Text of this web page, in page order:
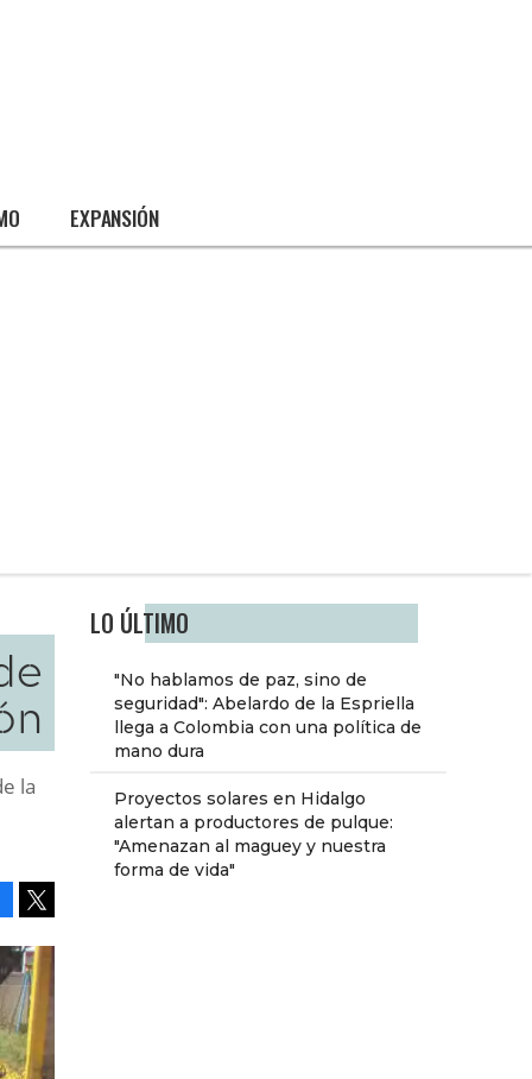
EXPANSIÓN
LO ÚLTIMO
"No hablamos de paz, sino de
seguridad": Abelardo de la Espriella
llega a Colombia con una política de
mano dura
Proyectos solares en Hidalgo
alertan a productores de pulque:
"Amenazan al maguey y nuestra
forma de vida"
la